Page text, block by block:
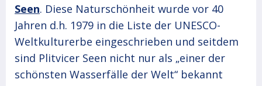
Seen. Diese Naturschönheit wurde vor 40
Jahren d.h. 1979 in die Liste der UNESCO-
Weltkulturerbe eingeschrieben und seitdem
sind Plitvicer Seen nicht nur als „einer der
schönsten Wasserfälle der Welt“ bekannt